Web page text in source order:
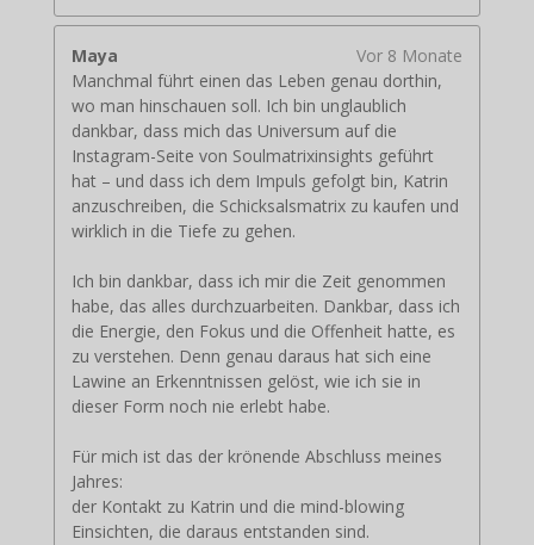
Maya
Vor 8 Monate
Manchmal führt einen das Leben genau dorthin,
wo man hinschauen soll. Ich bin unglaublich
dankbar, dass mich das Universum auf die
Instagram-Seite von Soulmatrixinsights geführt
hat – und dass ich dem Impuls gefolgt bin, Katrin
anzuschreiben, die Schicksalsmatrix zu kaufen und
wirklich in die Tiefe zu gehen.
Ich bin dankbar, dass ich mir die Zeit genommen
habe, das alles durchzuarbeiten. Dankbar, dass ich
die Energie, den Fokus und die Offenheit hatte, es
zu verstehen. Denn genau daraus hat sich eine
Lawine an Erkenntnissen gelöst, wie ich sie in
dieser Form noch nie erlebt habe.
Für mich ist das der krönende Abschluss meines
Jahres:
der Kontakt zu Katrin und die mind-blowing
Einsichten, die daraus entstanden sind.